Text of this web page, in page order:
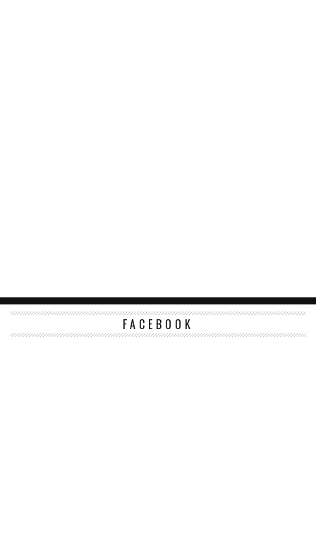
FACEBOOK